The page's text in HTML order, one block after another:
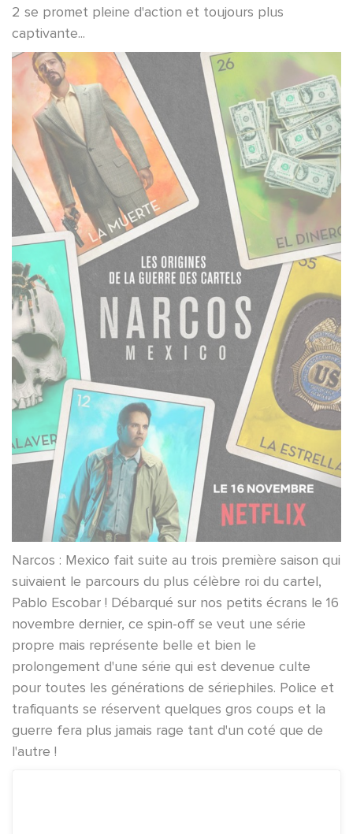
2 se promet pleine d'action et toujours plus
captivante...
Narcos : Mexico fait suite au trois première saison qui
suivaient le parcours du plus célèbre roi du cartel,
Pablo Escobar ! Débarqué sur nos petits écrans le 16
novembre dernier, ce spin-off se veut une série
propre mais représente belle et bien le
prolongement d'une série qui est devenue culte
pour toutes les générations de sériephiles. Police et
trafiquants se réservent quelques gros coups et la
guerre fera plus jamais rage tant d'un coté que de
l'autre !